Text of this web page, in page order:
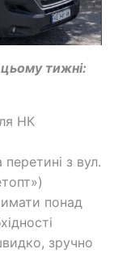
тижні:
НК
з вул.
понад
зручно